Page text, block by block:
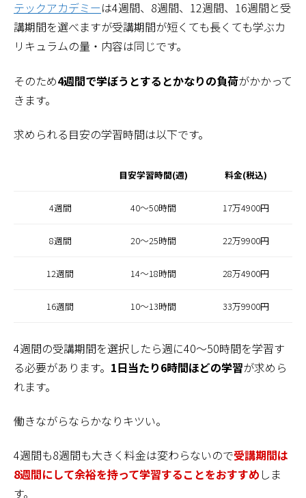
テックアカデミーは4週間、8週間、12週間、16週間と受
講期間を選べますが受講期間が短くても長くても学ぶカ
リキュラムの量・内容は同じです。
そのため4週間で学ぼうとするとかなりの負荷がかかって
きます。
求められる目安の学習時間は以下です。
目安学習時間(週) 料金(税込)
4週間 40〜50時間 17万4900円
8週間 20〜25時間 22万9900円
12週間 14〜18時間 28万4900円
16週間 10〜13時間 33万9900円
4週間の受講期間を選択したら週に40～50時間を学習す
る必要があります。 1日当たり6時間ほどの学習が求めら
れます。
働きながらならかなりキツい。
4週間も8週間も大きく料金は変わらないので受講期間は
8週間にして余裕を持って学習することをおすすめ しま
す。